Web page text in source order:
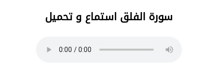
سورة الفلق استماع و تحميل